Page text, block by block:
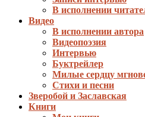
В исполнении
Видео
В исполнении автора
Видеопоэзия
Интервью
Буктрейлер
Милые сердцу
Стихи и песни
Зверобой и Заславская
Книги